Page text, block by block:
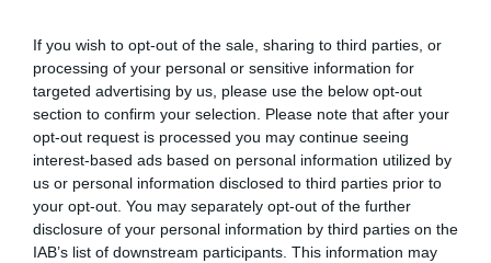
If you wish to opt-out of the sale, sharing to third parties, or
processing of your personal or sensitive information for
targeted advertising by us, please use the below opt-out
section to confirm your selection. Please note that after your
opt-out request is processed you may continue seeing
interest-based ads based on personal information utilized by
us or personal information disclosed to third parties prior to
your opt-out. You may separately opt-out of the further
disclosure of your personal information by third parties on the
IAB’s list of downstream participants. This information may